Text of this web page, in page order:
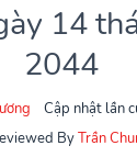
14
2044
Cập nhật lần
ByTrần